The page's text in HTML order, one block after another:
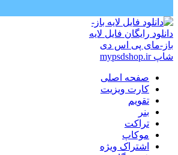
صفحه اصلی
کارت ویزیت
تقویم
بنر
تراکت
موکاپ
اشتراک ویژه